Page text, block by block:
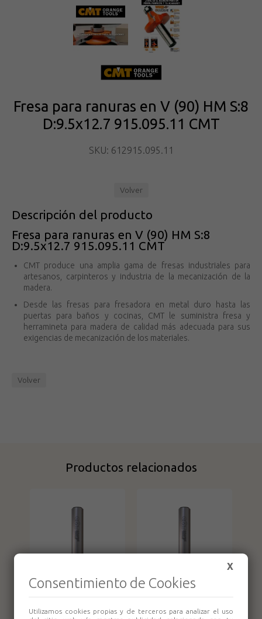
Fresa para ranuras en V (90) HM S:8
D:9.5x12.7 915.095.11 CMT
SKU: 612915.095.11
Volver
Descripción del producto
Fresa para ranuras en V (90) HM S:8
D:9.5x12.7 915.095.11 CMT
CMT produce una amplia gama de fresas industriales para
artesanos, carpinteros y industria de la mecanización de la
madera.
Desde las fresas para fresadora en metal duro hasta las
puertas para baños y cocinas, CMT le suministra fresa y
herramineta para madera de calidad más adecuada para sus
exigencias de mecanización de los materiales.
Volver
Productos relacionados
D:12.7x12.7
D:16x12.7
X
Consentimiento de Cookies
Utilizamos cookies propias y de terceros para analizar el uso